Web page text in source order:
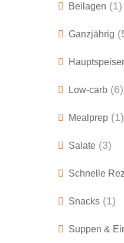
Beilagen (1)
Ganzjährig
Low-carb(6)
Mealprep(1)
Salate(3)
Schnelle
Snacks(1)
Suppen &